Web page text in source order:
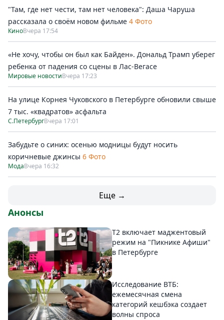
"Там, где нет чести, там нет человека": Даша Чаруша
рассказала о своём новом фильме 4 Фото
КиноВчера 17:54
«Не хочу, чтобы он был как Байден». Дональд Трамп уберег
ребенка от падения со сцены в Лас-Вегасе
Мировые новостиВчера 17:23
На улице Корнея Чуковского в Петербурге обновили свыше
7 тыс. «квадратов» асфальта
С.ПетербургВчера 17:01
Забудьте о синих: осенью модницы будут носить
коричневые джинсы 6 Фото
МодаВчера 16:32
Еще →
Анонсы
Т2 включает маджентовый
режим на "Пикнике Афиши"
в Петербурге
Исследование ВТБ:
ежемесячная смена
категорий кешбэка создает
волны спроса